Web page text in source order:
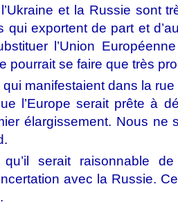
et la Russie sont
qui exportent de part et
l’Union
pourrait se faire que très
manifestaient dans la
l’Europe serait prête à
élargissement. Nous ne
serait raisonnable
avec la Russie.